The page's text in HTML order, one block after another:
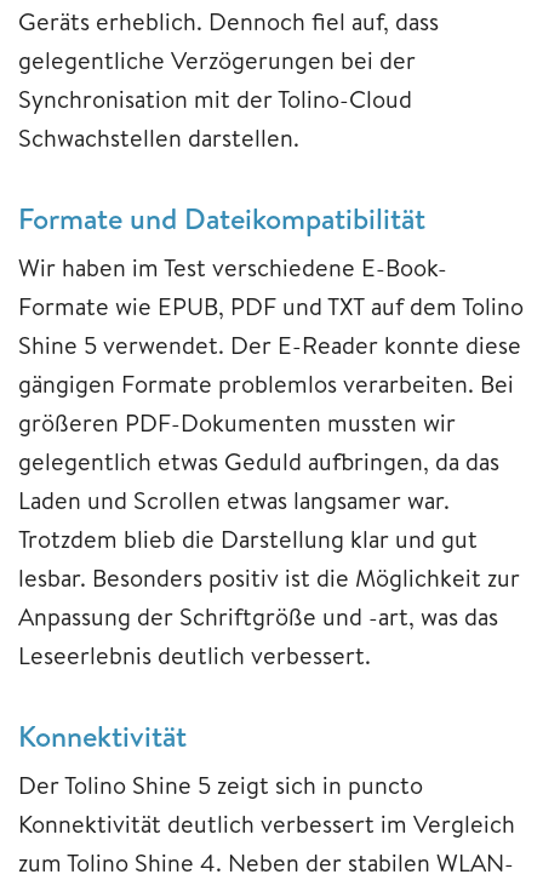
Geräts erheblich. Dennoch fiel auf, dass
gelegentliche Verzögerungen bei der
Synchronisation mit der Tolino-Cloud
Schwachstellen darstellen.
Formate und Dateikompatibilität
Wir haben im Test verschiedene E-Book-
Formate wie EPUB, PDF und TXT auf dem Tolino
Shine 5 verwendet. Der E-Reader konnte diese
gängigen Formate problemlos verarbeiten. Bei
größeren PDF-Dokumenten mussten wir
gelegentlich etwas Geduld aufbringen, da das
Laden und Scrollen etwas langsamer war.
Trotzdem blieb die Darstellung klar und gut
lesbar. Besonders positiv ist die Möglichkeit zur
Anpassung der Schriftgröße und -art, was das
Leseerlebnis deutlich verbessert.
Konnektivität
Der Tolino Shine 5 zeigt sich in puncto
Konnektivität deutlich verbessert im Vergleich
zum Tolino Shine 4. Neben der stabilen WLAN-